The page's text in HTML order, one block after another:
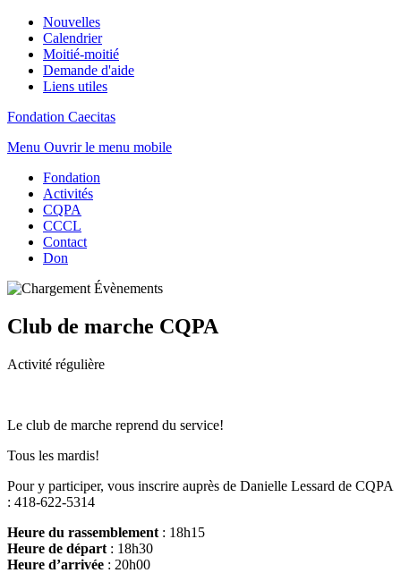
Nouvelles
Calendrier
Moitié-moitié
Demande d'aide
Liens utiles
Fondation Caecitas
Menu Ouvrir le menu mobile
Fondation
Activités
CQPA
CCCL
Contact
Don
Club de marche CQPA
Activité régulière
Le club de marche reprend du service!
Tous les mardis!
Pour y participer, vous inscrire auprès de Danielle Lessard de CQPA
: 418-622-5314
Heure du rassemblement : 18h15
Heure de départ : 18h30
Heure d’arrivée : 20h00